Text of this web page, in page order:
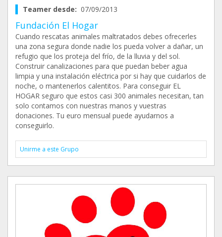
Teamer desde: 07/09/2013
Fundación El Hogar
Cuando rescatas animales maltratados debes ofrecerles
una zona segura donde nadie los pueda volver a dañar, un
refugio que los proteja del frío, de la lluvia y del sol.
Construir canalizaciones para que puedan beber agua
limpia y una instalación eléctrica por si hay que cuidarlos de
noche, o mantenerlos calentitos. Para conseguir EL
HOGAR seguro que estos casi 300 animales necesitan, tan
solo contamos con nuestras manos y vuestras
donaciones. Tu euro mensual puede ayudarnos a
conseguirlo.
Unirme a este Grupo